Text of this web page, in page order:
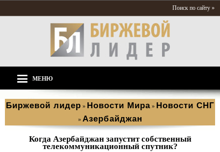
Поиск по сайту »
МЕНЮ
Биржевой лидер » Новости Мира » Новости СНГ
» Азербайджан
Когда Азербайджан запустит собственный
телекоммуникационный спутник?